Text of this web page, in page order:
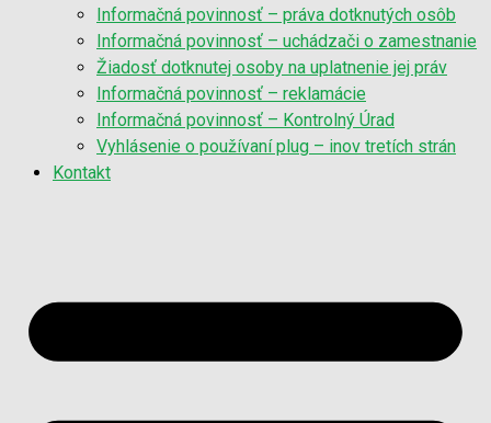
Informačná povinnosť – práva dotknutých osôb
Informačná povinnosť – uchádzači o zamestnanie
Žiadosť dotknutej osoby na uplatnenie jej práv
Informačná povinnosť – reklamácie
Informačná povinnosť – Kontrolný Úrad
Vyhlásenie o používaní plug – inov tretích strán
Kontakt